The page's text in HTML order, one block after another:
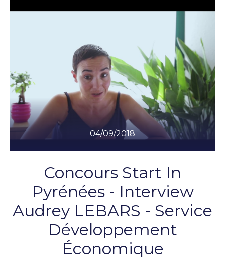
04/09/2018
Concours Start In
Pyrénées - Interview
Audrey LEBARS - Service
Développement
Économique